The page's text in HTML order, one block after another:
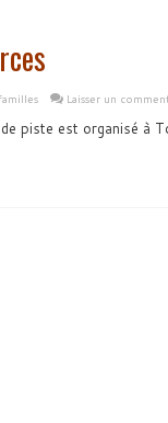
Laisser un
piste est organisé à